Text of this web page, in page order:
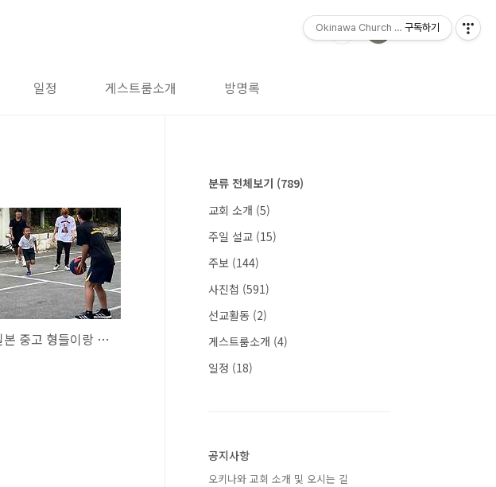
일정 게스트룸소개 방명록
믿지 않는 일본 중고 형들이랑 접대 농구를 하는 초딩 나온
분류 전체보기 (789)
교회 소개 (5)
주일 설교 (15)
주보 (144)
사진첩 (591)
선교활동 (2)
게스트룸소개 (4)
일정 (18)
공지사항
오키나와 교회 소개 및 오시는 길
Okinawa Church (오키나와 교회)
구독하기